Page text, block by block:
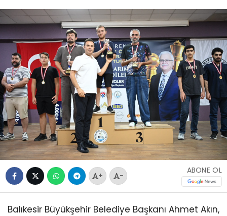
+ -
ABONE OL
Balıkesir Büyükşehir Belediye Başkanı Ahmet Akın,